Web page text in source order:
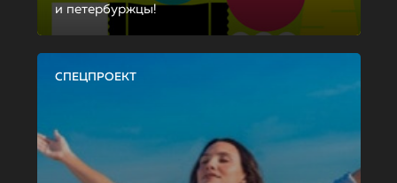
и петербуржцы!
СПЕЦПРОЕКТ